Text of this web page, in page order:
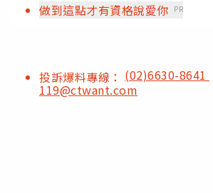
做到這點才有資格說愛你 PR
投訴爆料專線： (02)6630-8641
119@ctwant.com